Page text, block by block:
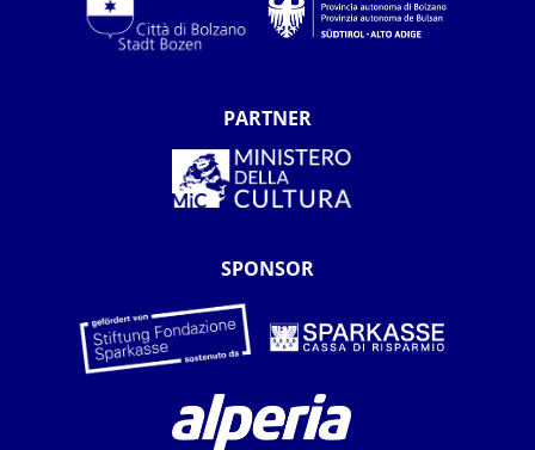
PARTNER
SPONSOR